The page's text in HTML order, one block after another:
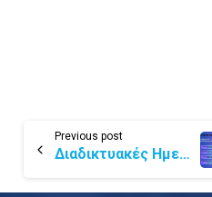
Previous post
Διαδικτυακές Ημερίδες Ενημέρωσης για παροχή οδηγιών για υποβολή αιτήσεων ΚΑ1 Τομέας Νεολαίας, Αθλητισμού και Ευρωπαϊκού Σώματος Αλληλεγγύης – Πρόσκληση 2026